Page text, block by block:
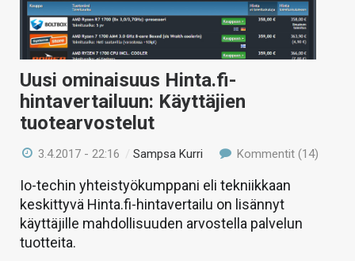
Uusi ominaisuus Hinta.fi-
hintavertailuun: Käyttäjien
tuotearvostelut
3.4.2017 - 22:16 /Sampsa Kurri Kommentit (14)
Io-techin yhteistyökumppani eli tekniikkaan
keskittyvä Hinta.fi-hintavertailu on lisännyt
käyttäjille mahdollisuuden arvostella palvelun
tuotteita.